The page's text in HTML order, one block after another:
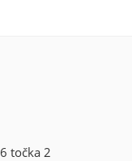
6 točka 2